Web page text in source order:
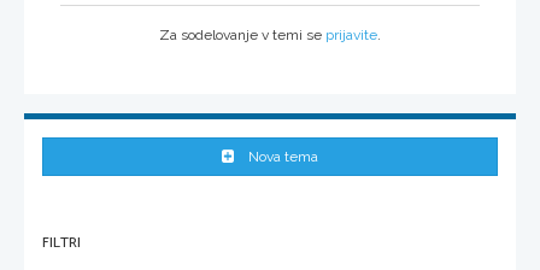
Za sodelovanje v temi se prijavite
Nova tema
FILTRI